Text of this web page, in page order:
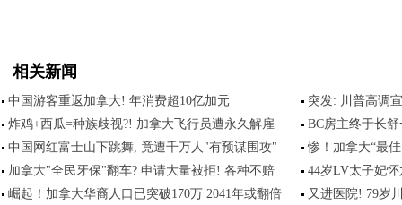
相关新闻
中国游客重返加拿大! 年消费超10亿加元
突发: 川普高调
炸鸡+西瓜=种族歧视?! 加拿大飞行员遭永久解雇
BC房主终于长
中国网红富士山下跳舞, 竟遭千万人"有预谋围攻"
惨！加拿大“最
加拿大"全民牙保"翻车? 申请大量被拒! 各种不赔
44岁LV太子妃
崛起！加拿大华裔人口已突破170万 2041年或翻倍
又进医院! 79岁